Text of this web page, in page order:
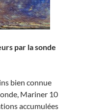
par la sonde
bien connue
Mariner 10
accumulées